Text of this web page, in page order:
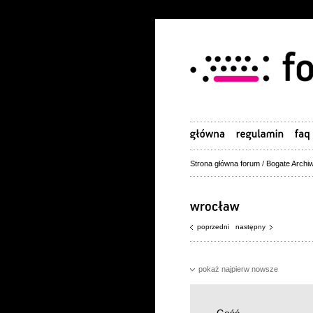
Strona główna forum / Bogate
poprzedni następny
pokaż najpierw nowsze